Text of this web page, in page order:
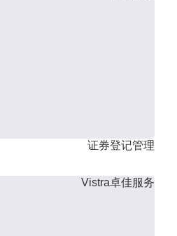
证券登记管理
Vistra卓佳服务